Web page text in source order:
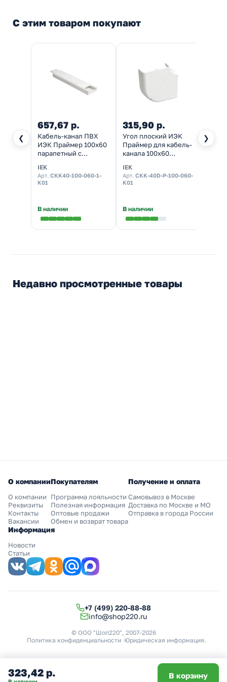
С этим товаром покупают
❮ ❯
657,67 р.
Кабель-канал ПВХ
ИЭК Праймер 100х60
парапетный с
(кабельный короб)
IEK
Арт. CKK40-100-060-1-
K01
В наличии
315,90 р.
Угол плоский ИЭК
Праймер для кабель-
канала 100х60
IEK
Арт. CKK-40D-P-100-060-
K01
В наличии
Недавно просмотренные товары
323,42 р. В корзину
О компании
О компании
Реквизиты
Контакты
Вакансии
Покупателям
Программа лояльности
Полезная информация
Оптовые продажи
Обмен и возврат товара
Получение и оплата
Самовывоз в Москве
Доставка по Москве и МО
Отправка в города России
Информация
Новости
Статьи
+7 (499) 220-88-88
info@shop220.ru
© ООО "Шоп220", 2007-2026
Политика конфиденциальности Юридическая информация.